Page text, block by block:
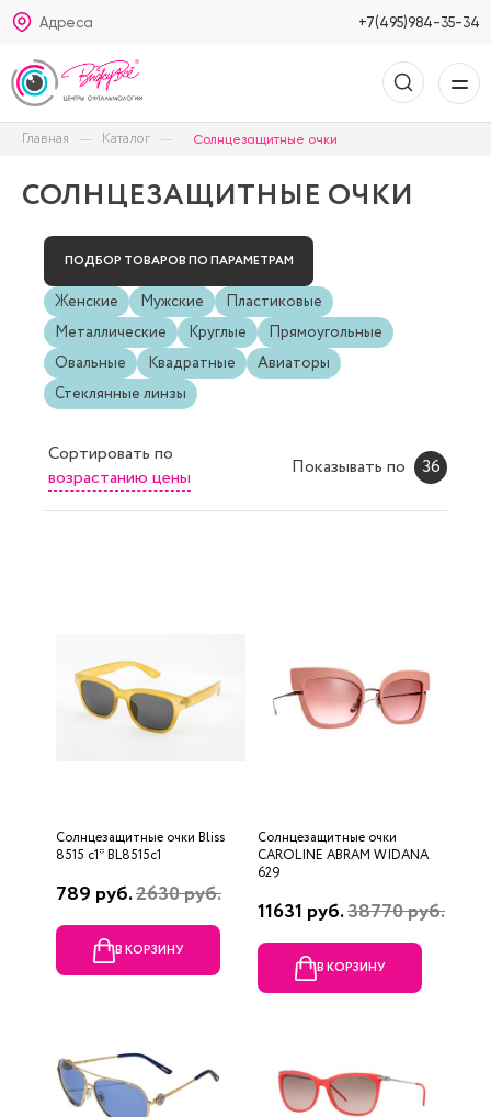
Адреса +7(495)984-35-34
Главная Каталог Солнцезащитные очки
СОЛНЦЕЗАЩИТНЫЕ ОЧКИ
ПОДБОР ТОВАРОВ ПО ПАРАМЕТРАМ
Женские Мужские
Пластиковые
Металлические
Круглые
Прямоугольные
Овальные
Квадратные
Авиаторы
Стеклянные линзы
Сортировать по
возрастанию цены
Показывать по 36
Солнцезащитные очки Bliss
8515 c1* BL8515c1
789 руб.2630 руб.
В КОРЗИНУ
Солнцезащитные очки
CAROLINE ABRAM WIDANA
629
11631 руб.38770 руб.
В КОРЗИНУ